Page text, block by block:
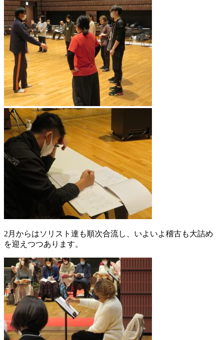
2月からはソリスト達も順次合流し、いよいよ稽古も大詰め
を迎えつつあります。